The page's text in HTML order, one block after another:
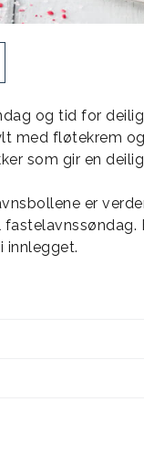
og tid for
med fløtekrem
som gir en
er
innlegget.